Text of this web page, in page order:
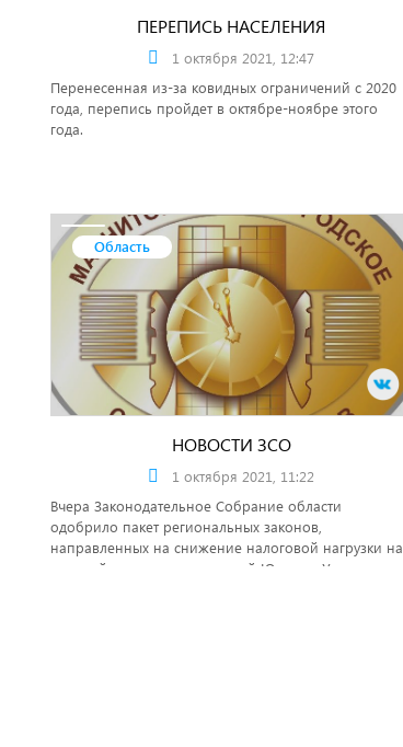
ПЕРЕПИСЬ НАСЕЛЕНИЯ
1 октября 2021, 12:47
Перенесенная из-за ковидных ограничений с 2020
года, перепись пройдет в октябре-ноябре этого
года.
Область
НОВОСТИ ЗСО
1 октября 2021, 11:22
Вчера Законодательное Собрание области
одобрило пакет региональных законов,
направленных на снижение налоговой нагрузки на
жителей и предпринимателей Южного Урала